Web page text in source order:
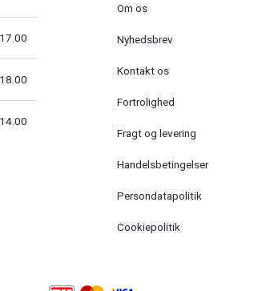
Om os
Nyhedsbrev
Kontakt os
Fortrolighed
Fragt og levering
Handelsbetingelser
Persondatapolitik
Cookiepolitik